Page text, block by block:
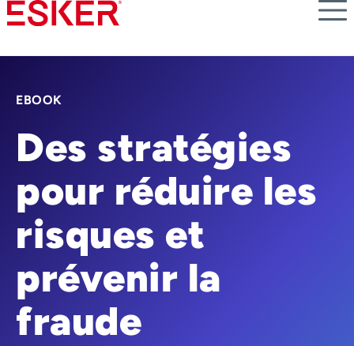
Skip
to
content
EBOOK
Des stratégies
pour réduire les
risques et
prévenir la
fraude